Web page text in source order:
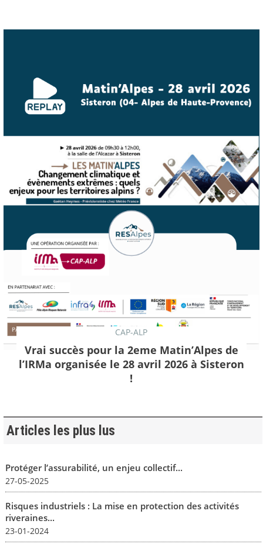
CAP-ALP
Vrai succès pour la 2eme Matin’Alpes de
l’IRMa organisée le 28 avril 2026 à Sisteron
!
Articles les plus lus
Protéger l’assurabilité, un enjeu collectif...
27-05-2025
Risques industriels : La mise en protection des activités
riveraines...
23-01-2024